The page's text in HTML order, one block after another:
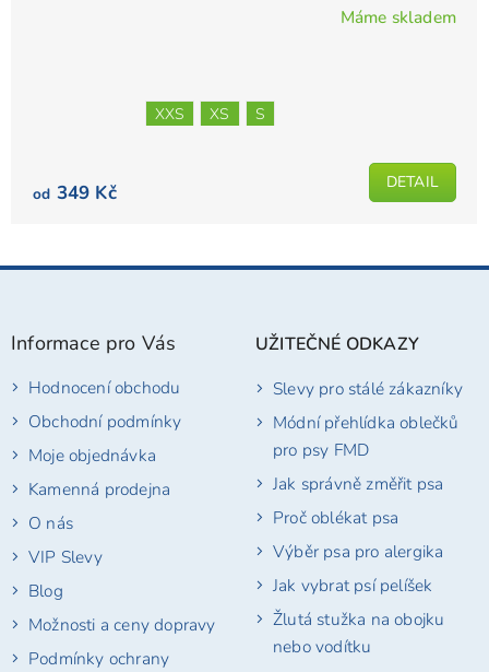
hvězdiček.
Máme skladem
od 349 Kč DETAIL
XXS XS S
Z
Informace pro Vás
Hodnocení obchodu
Obchodní podmínky
Moje objednávka
Kamenná prodejna
O nás
VIP Slevy
Blog
Možnosti a ceny dopravy
Podmínky ochrany
UŽITEČNÉ ODKAZY
Slevy pro stálé zákazníky
Módní přehlídka oblečků
pro psy FMD
Jak správně změřit psa
Proč oblékat psa
Výběr psa pro alergika
Jak vybrat psí pelíšek
Žlutá stužka na obojku
nebo vodítku